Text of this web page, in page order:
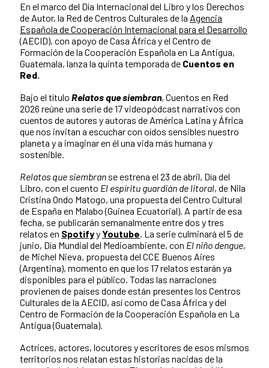
En el marco del Día Internacional del Libro y los Derechos
de Autor, la Red de Centros Culturales de la Agencia
Española de Cooperación Internacional para el Desarrollo
(AECID), con apoyo de Casa África y el Centro de
Formación de la Cooperación Española en La Antigua,
Guatemala, lanza la quinta temporada de Cuentos en
Red.
Bajo el título Relatosquesiembran, Cuentos en Red
2026 reúne una serie de 17 videopódcast narrativos con
cuentos de autores y autoras de América Latina y África
que nos invitan a escuchar con oídos sensibles nuestro
planeta y a imaginar en él una vida más humana y
sostenible.
Relatos quesiembran se estrena el 23 de abril, Día del
Libro, con el cuento El espíritu guardián de litoral, de Nila
Cristina Ondo Matogo, una propuesta del Centro Cultural
de España en Malabo (Guinea Ecuatorial). A partir de esa
fecha, se publicarán semanalmente entre dos y tres
relatos en SpotifyyYoutube. La serie culminará el 5 de
junio, Día Mundial del Medioambiente, con El niño dengue,
de Michel Nieva, propuesta del CCE Buenos Aires
(Argentina), momento en que los 17 relatos estarán ya
disponibles para el público. Todas las narraciones
provienen de países donde están presentes los Centros
Culturales de la AECID, así como de Casa África y del
Centro de Formación de la Cooperación Española en La
Antigua (Guatemala).
Actrices, actores, locutores y escritores de esos mismos
territorios nos relatan estas historias nacidas de la